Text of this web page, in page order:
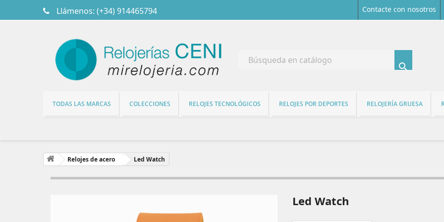
Llámenos: (+34) 914465794 Contacte con nosotros

TODAS LAS MARCAS COLECCIONES RELOJES TECNOLÓGICOS RELOJES POR DEPORTES RELOJERÍA GRUESA
Relojes de acero Led Watch
Led Watch